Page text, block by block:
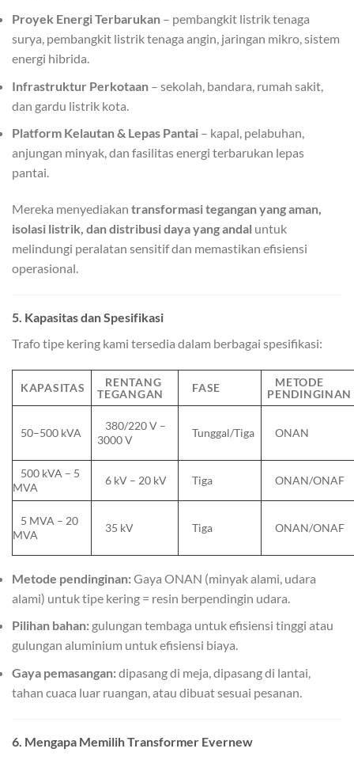
Proyek Energi Terbarukan – pembangkit listrik tenaga
surya, pembangkit listrik tenaga angin, jaringan mikro, sistem
energi hibrida.
Infrastruktur Perkotaan – sekolah, bandara, rumah sakit,
dan gardu listrik kota.
Platform Kelautan & Lepas Pantai – kapal, pelabuhan,
anjungan minyak, dan fasilitas energi terbarukan lepas
pantai.
Mereka menyediakan transformasi tegangan yang aman,
isolasi listrik, dan distribusi daya yang andal untuk
melindungi peralatan sensitif dan memastikan efisiensi
operasional.
5. Kapasitas dan Spesifikasi
Trafo tipe kering kami tersedia dalam berbagai spesifikasi:
KAPASITAS
RENTANG
TEGANGAN
FASE
METODE
PENDINGINAN
50–500 kVA
380/220 V –
3000 V
Tunggal/Tiga ONAN
500 kVA – 5
MVA
6 kV – 20 kV Tiga ONAN/ONAF
5 MVA – 20
MVA
35 kV Tiga ONAN/ONAF
Metode pendinginan:Gaya ONAN (minyak alami, udara
alami) untuk tipe kering = resin berpendingin udara.
Pilihan bahan: gulungan tembaga untuk efisiensi tinggi atau
gulungan aluminium untuk efisiensi biaya.
Gaya pemasangan:dipasang di meja, dipasang di lantai,
tahan cuaca luar ruangan, atau dibuat sesuai pesanan.
6. Mengapa Memilih Transformer Evernew